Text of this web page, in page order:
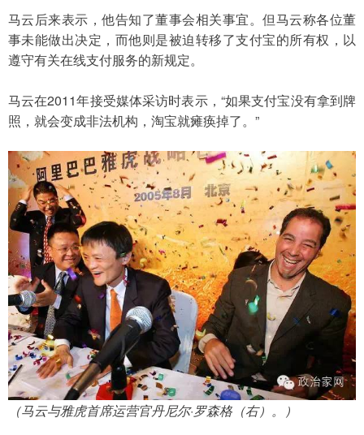
马云后来表示，他告知了董事会相关事宜。但马云称各位董
事未能做出决定，而他则是被迫转移了支付宝的所有权，以
遵守有关在线支付服务的新规定。
马云在2011年接受媒体采访时表示，“如果支付宝没有拿到牌
照，就会变成非法机构，淘宝就瘫痪掉了。”
（马云与雅虎首席运营官丹尼尔·罗森格（右）。）